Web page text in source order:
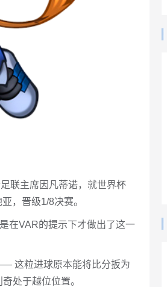
联主席因凡蒂诺，就世界杯
，晋级1/8决赛。
在VAR的提示下才做出了这一
这粒进球原本能将比分扳为
处于越位位置。